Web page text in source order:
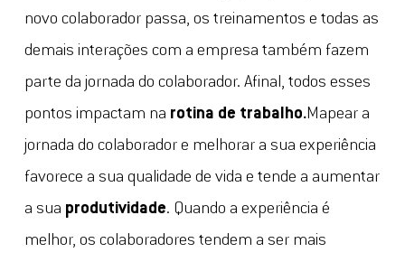
novo colaborador passa, os treinamentos e todas as
demais interações com a empresa também fazem
parte da jornada do colaborador. Afinal, todos esses
pontos impactam na rotina de trabalho.Mapear a
jornada do colaborador e melhorar a sua experiência
favorece a sua qualidade de vida e tende a aumentar
a sua produtividade. Quando a experiência é
melhor, os colaboradores tendem a ser mais